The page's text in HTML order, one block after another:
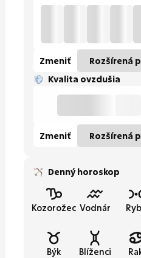
Zmeniť
Rozšírená
Kvalita ovzdušia
Zmeniť Rozšírená
Denný horoskop
Kozorožec Vodnár
Býk Blíženci